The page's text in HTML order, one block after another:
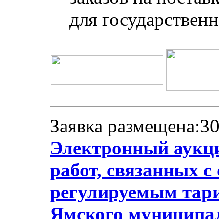
для
Заявка
Электронный
работ, связанных
регулируемым
Ямского